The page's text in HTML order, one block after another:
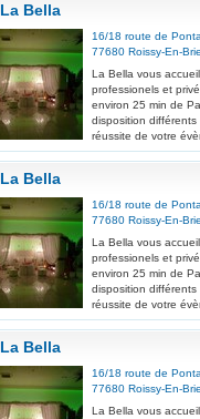
La Bella
16/18 route de
77680 Roissy-En-
La Bella vous
professionels et
environ 25 min de
disposition
réussite de votre
La Bella
16/18 route de
77680 Roissy-En-
La Bella vous
professionels et
environ 25 min de
disposition
réussite de votre
La Bella
16/18 route de
77680 Roissy-En-
La Bella vous